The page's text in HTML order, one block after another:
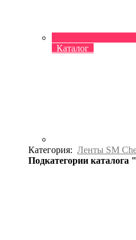
Каталог
Категория: Ленты SM
Подкатегории